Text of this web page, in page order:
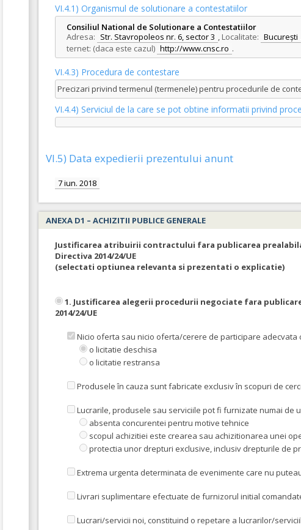
VI.4.1) Organismul de solutionare a contestatiilor
Consiliul National de Solutionare a Contestatiilor
Adresa: Str. Stavropoleos nr. 6, sector 3 , Localitate: București
ternet: (daca este cazul) http://www.cnsc.ro .
VI.4.3) Procedura de contestare
Precizari privind termenul (termenele) pentru procedurile de
VI.4.4) Serviciul de la care se pot obtine informatii privind
VI.5) Data expedierii prezentului anunt
7 iun. 2018
ANEXA D1 – ACHIZITII PUBLICE GENERALE
Justificarea atribuirii contractului fara publicarea
Directiva 2014/24/UE
(selectati optiunea relevanta si prezentati o explicatie)
1. Justificarea alegerii procedurii negociate fara
2014/24/UE
Nicio oferta sau nicio oferta/cerere de participare adecvata
o licitatie deschisa
o licitatie restransa
Produsele în cauza sunt fabricate exclusiv în scopuri de
Lucrarile, produsele sau serviciile pot fi furnizate numai de
absenta concurentei pentru motive tehnice
scopul achizitiei este crearea sau achizitionarea unei
protectia unor drepturi exclusive, inclusiv drepturile de
Extrema urgenta determinata de evenimente care nu
Livrari suplimentare efectuate de furnizorul initial
Lucrari/servicii noi, constituind o repetare a lucrarilor/